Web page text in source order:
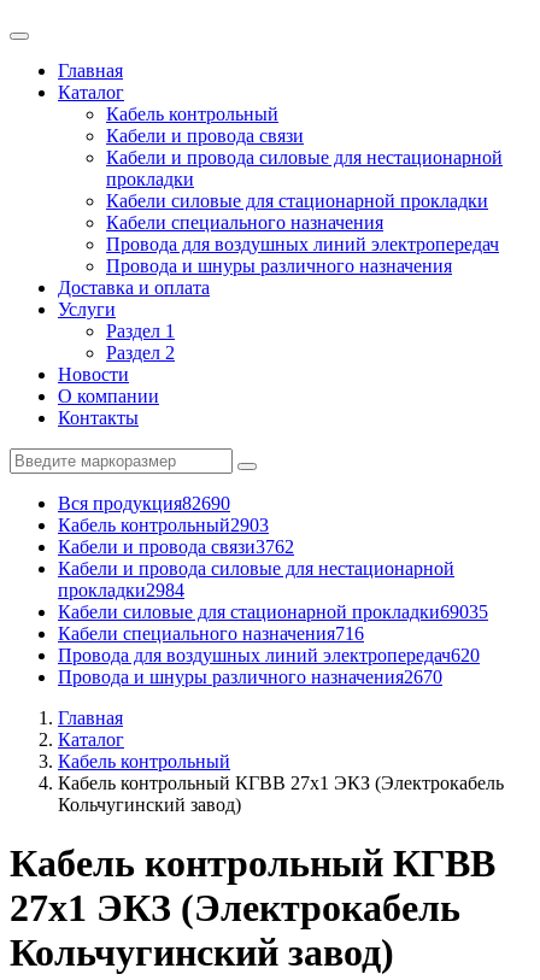
Главная
Каталог
Кабель контрольный
Кабели и провода связи
Кабели и провода силовые для нестационарной
прокладки
Кабели силовые для стационарной прокладки
Кабели специального назначения
Провода для воздушных линий электропередач
Провода и шнуры различного назначения
Доставка и оплата
Услуги
Раздел 1
Раздел 2
Новости
О компании
Контакты
Вся продукция82690
Кабель контрольный2903
Кабели и провода связи3762
Кабели и провода силовые для нестационарной
прокладки2984
Кабели силовые для стационарной прокладки69035
Кабели специального назначения716
Провода для воздушных линий электропередач620
Провода и шнуры различного назначения2670
Главная
Каталог
Кабель контрольный
Кабель контрольный КГВВ 27x1 ЭКЗ (Электрокабель
Кольчугинский завод)
Кабель контрольный КГВВ
27x1 ЭКЗ (Электрокабель
Кольчугинский завод)